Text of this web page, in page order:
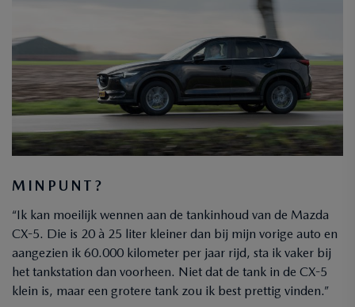
MINPUNT?
“Ik kan moeilijk wennen aan de tankinhoud van de Mazda
CX-5. Die is 20 à 25 liter kleiner dan bij mijn vorige auto en
aangezien ik 60.000 kilometer per jaar rijd, sta ik vaker bij
het tankstation dan voorheen. Niet dat de tank in de CX-5
klein is, maar een grotere tank zou ik best prettig vinden.”